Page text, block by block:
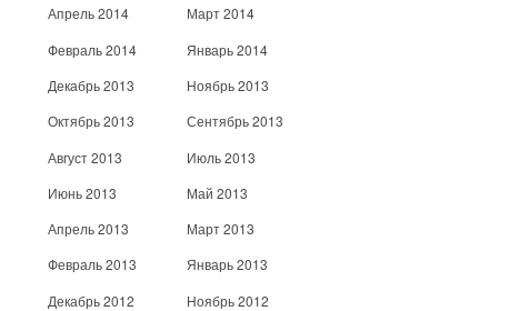
Апрель 2014
Март 2014
Февраль 2014
Январь 2014
Декабрь 2013
Ноябрь 2013
Октябрь 2013
Сентябрь 2013
Август 2013
Июль 2013
Июнь 2013
Май 2013
Апрель 2013
Март 2013
Февраль 2013
Январь 2013
Декабрь 2012
Ноябрь 2012